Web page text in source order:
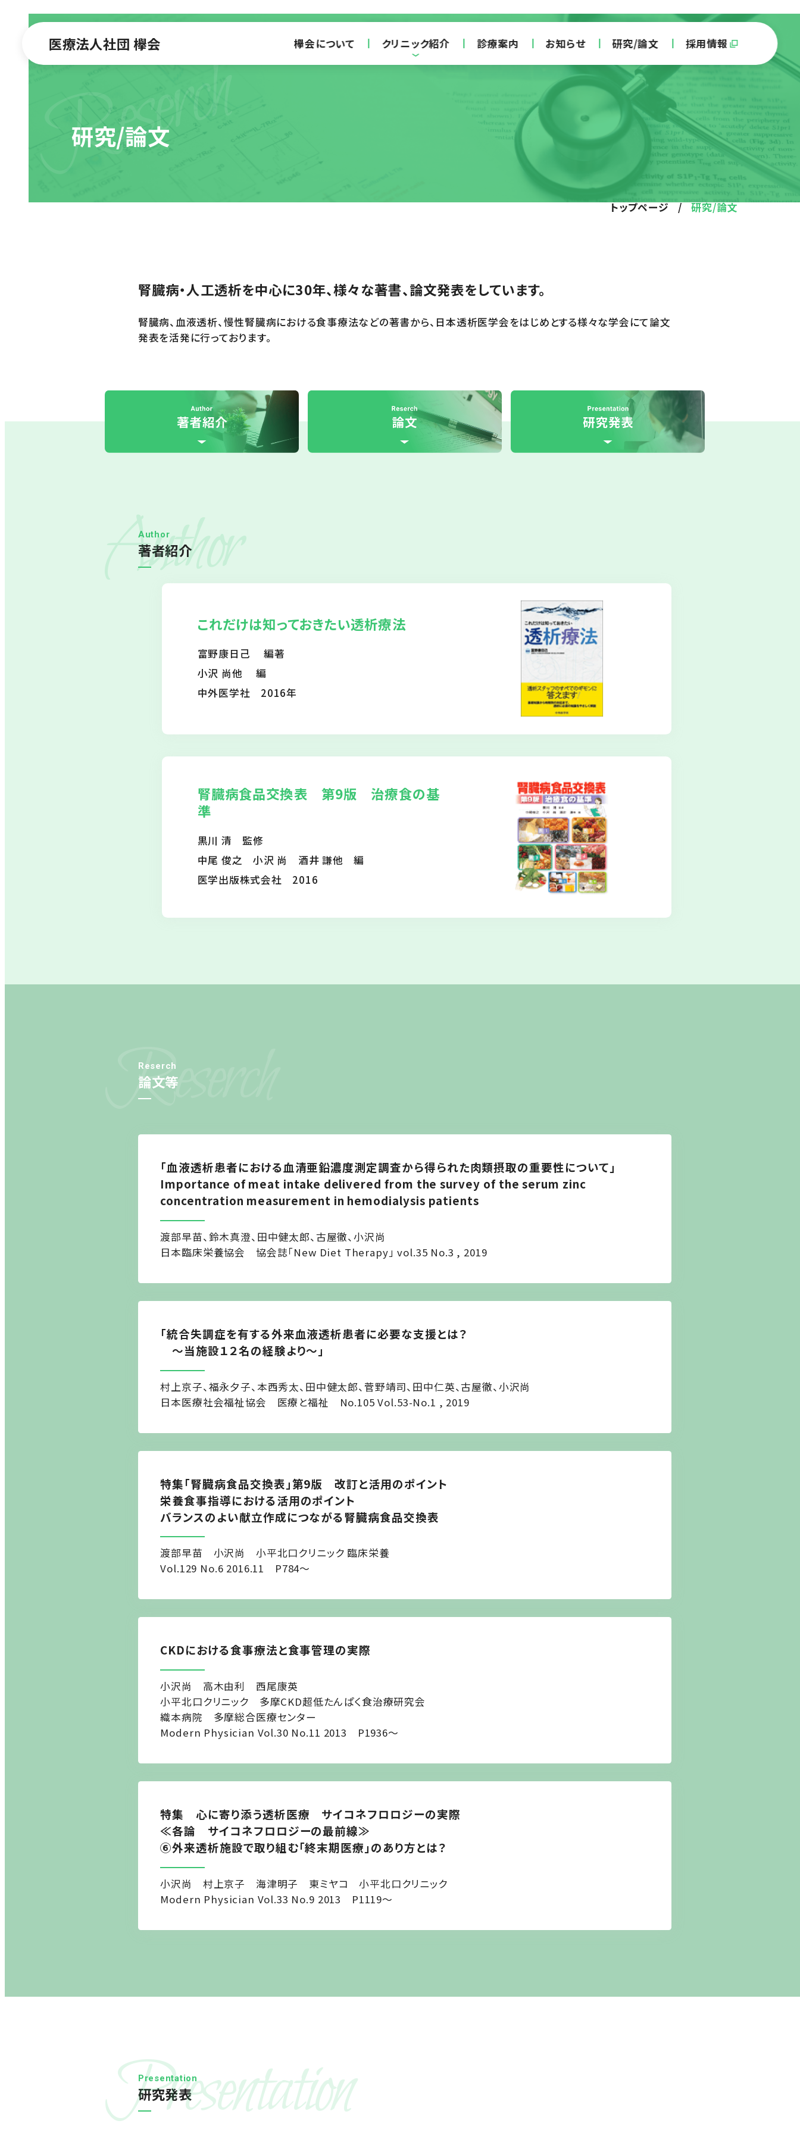
医療法人社団 欅会 欅会について クリニック紹介 診療案内 お知らせ 研究/論文 採用情報
研究/論文
Reserch
トップページ / 研究/論文
腎臓病・人工透析を中心に30年、様々な著書、論文発表をしています。
腎臓病、血液透析、慢性腎臓病における食事療法などの著書から、日本透析医学会をはじめとする様々な学会にて論文
発表を活発に行っております。
Author
著者紹介
Author
これだけは知っておきたい透析療法
富野康日己 編著
小沢 尚他 編
中外医学社 2016年
腎臓病食品交換表 第9版 治療食の基
準
黒川 清 監修
中尾 俊之 小沢 尚 酒井 謙他 編
医学出版株式会社 2016
Reserch
論文等
Reserch
「血液透析患者における血清亜鉛濃度測定調査から得られた肉類摂取の重要性について」
Importance of meat intake delivered from the survey of the serum zinc
concentration measurement in hemodialysis patients
渡部早苗、鈴木真澄、田中健太郎、古屋徹、小沢尚
日本臨床栄養協会 協会誌「New Diet Therapy」 vol.35 No.3 , 2019
「統合失調症を有する外来血液透析患者に必要な支援とは？
～当施設１２名の経験より～」
村上京子、福永夕子、本西秀太、田中健太郎、菅野靖司、田中仁英、古屋徹、小沢尚
日本医療社会福祉協会 医療と福祉 No.105 Vol.53-No.1 , 2019
特集「腎臓病食品交換表」第9版 改訂と活用のポイント
栄養食事指導における活用のポイント
バランスのよい献立作成につながる腎臓病食品交換表
渡部早苗 小沢尚 小平北口クリニック 臨床栄養
Vol.129 No.6 2016.11 P784～
CKDにおける食事療法と食事管理の実際
小沢尚 高木由利 西尾康英
小平北口クリニック 多摩CKD超低たんぱく食治療研究会
織本病院 多摩総合医療センター
Modern Physician Vol.30 No.11 2013 P1936～
特集 心に寄り添う透析医療 サイコネフロロジーの実際
≪各論 サイコネフロロジーの最前線≫
⑥外来透析施設で取り組む「終末期医療」のあり方とは？
小沢尚 村上京子 海津明子 東ミヤコ 小平北口クリニック
Modern Physician Vol.33 No.9 2013 P1119～
Presentation
研究発表
Presentation